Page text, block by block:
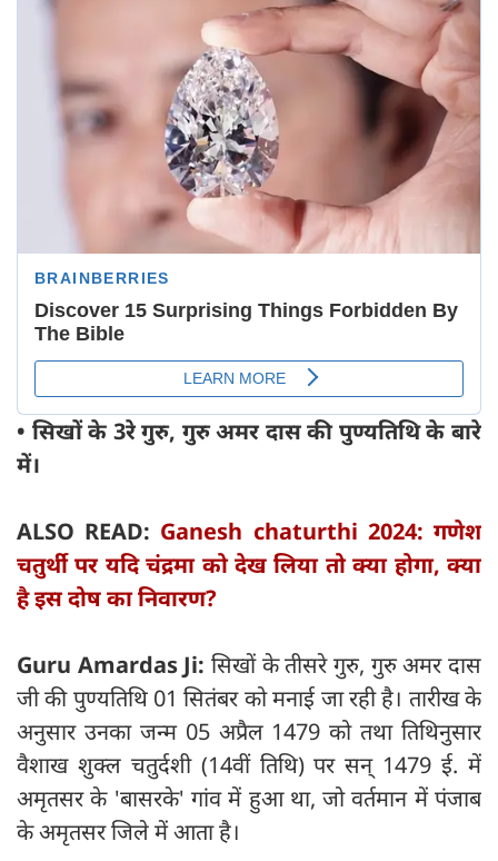
• सिखों के 3रे गुरु, गुरु अमर दास की पुण्यतिथि के बारे
में।
ALSO READ: Ganesh chaturthi 2024: गणेश
चतुर्थी पर यदि चंद्रमा को देख लिया तो क्या होगा, क्या
है इस दोष का निवारण?
Guru Amardas Ji: सिखों के तीसरे गुरु, गुरु अमर दास
जी की पुण्यतिथि 01 सितंबर को मनाई जा रही है। तारीख के
अनुसार उनका जन्म 05 अप्रैल 1479 को तथा तिथिनुसार
वैशाख शुक्ल चतुर्दशी (14वीं तिथि) पर सन् 1479 ई. में
अमृतसर के 'बासरके' गांव में हुआ था, जो वर्तमान में पंजाब
के अमृतसर जिले में आता है।